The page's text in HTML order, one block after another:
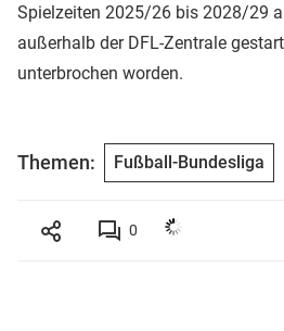
Spielzeiten 2025/26 bis 2028/29
außerhalb der DFL-Zentrale
unterbrochen worden.
Themen: Fußball-Bundesliga
0